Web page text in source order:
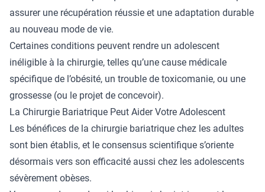
assurer une récupération réussie et une adaptation durable
au nouveau mode de vie.
Certaines conditions peuvent rendre un adolescent
inéligible à la chirurgie, telles qu’une cause médicale
spécifique de l’obésité, un trouble de toxicomanie, ou une
grossesse (ou le projet de concevoir).
La Chirurgie Bariatrique Peut Aider Votre Adolescent
Les bénéfices de la chirurgie bariatrique chez les adultes
sont bien établis, et le consensus scientifique s’oriente
désormais vers son efficacité aussi chez les adolescents
sévèrement obèses.